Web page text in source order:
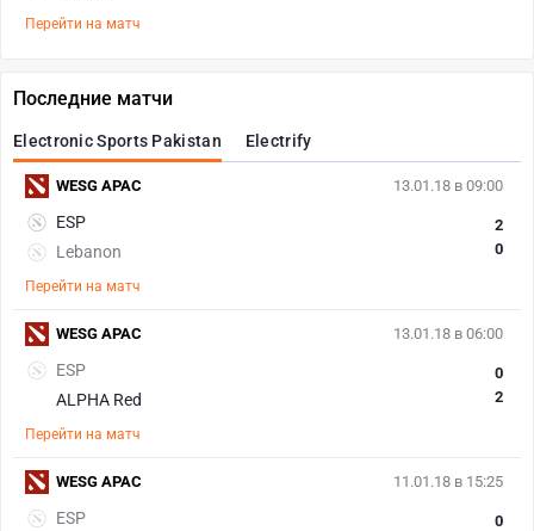
Перейти на матч
Последние матчи
Electronic Sports Pakistan Electrify
13.01.18 в 09:00
ESP
Lebanon
2
0
Перейти на матч
WESG APAC
13.01.18 в 06:00
ESP
ALPHA Red
0
2
Перейти на матч
WESG APAC
11.01.18 в 15:25
ESP
0
WESG APAC